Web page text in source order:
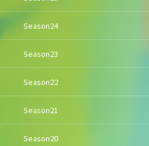
Season24
Season23
Season22
Season21
Season20